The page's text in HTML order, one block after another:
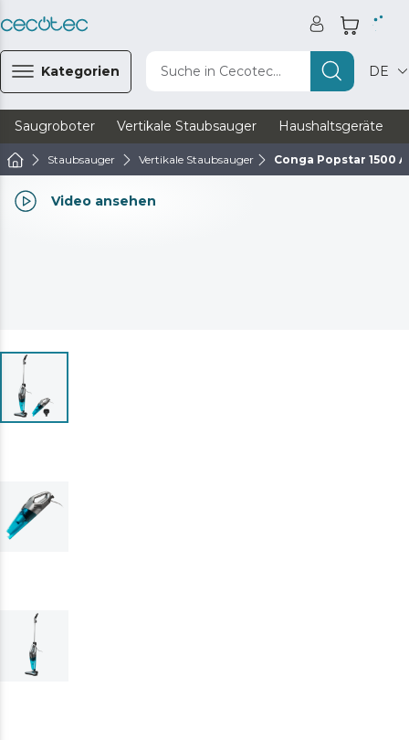
Kategorien Suche in Cecotec... DE
Saugroboter Vertikale Staubsauger Haushaltsgeräte
Staubsauger Vertikale Staubsauger Conga Popstar 1500
Video ansehen